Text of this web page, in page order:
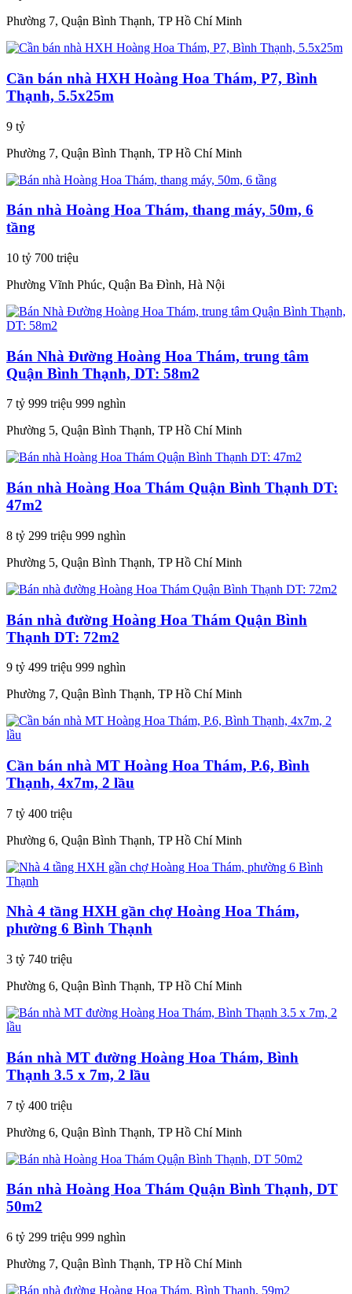
Phường 7, Quận Bình Thạnh, TP Hồ Chí Minh
Cần bán nhà HXH Hoàng Hoa Thám, P7, Bình
Thạnh, 5.5x25m
9 tỷ
Phường 7, Quận Bình Thạnh, TP Hồ Chí Minh
Bán nhà Hoàng Hoa Thám, thang máy, 50m, 6
tầng
10 tỷ 700 triệu
Phường Vĩnh Phúc, Quận Ba Đình, Hà Nội
Bán Nhà Đường Hoàng Hoa Thám, trung tâm
Quận Bình Thạnh, DT: 58m2
7 tỷ 999 triệu 999 nghìn
Phường 5, Quận Bình Thạnh, TP Hồ Chí Minh
Bán nhà Hoàng Hoa Thám Quận Bình Thạnh DT:
47m2
8 tỷ 299 triệu 999 nghìn
Phường 5, Quận Bình Thạnh, TP Hồ Chí Minh
Bán nhà đường Hoàng Hoa Thám Quận Bình
Thạnh DT: 72m2
9 tỷ 499 triệu 999 nghìn
Phường 7, Quận Bình Thạnh, TP Hồ Chí Minh
Cần bán nhà MT Hoàng Hoa Thám, P.6, Bình
Thạnh, 4x7m, 2 lầu
7 tỷ 400 triệu
Phường 6, Quận Bình Thạnh, TP Hồ Chí Minh
Nhà 4 tầng HXH gần chợ Hoàng Hoa Thám,
phường 6 Bình Thạnh
3 tỷ 740 triệu
Phường 6, Quận Bình Thạnh, TP Hồ Chí Minh
Bán nhà MT đường Hoàng Hoa Thám, Bình
Thạnh 3.5 x 7m, 2 lầu
7 tỷ 400 triệu
Phường 6, Quận Bình Thạnh, TP Hồ Chí Minh
Bán nhà Hoàng Hoa Thám Quận Bình Thạnh, DT
50m2
6 tỷ 299 triệu 999 nghìn
Phường 7, Quận Bình Thạnh, TP Hồ Chí Minh